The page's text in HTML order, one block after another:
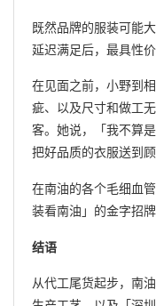
既然品牌的服装可能
延迟满足后，最具性价
在见面之前，小野到
疵、以及尺寸和做工
客。她说，「我不算
把好品质的衣服送到顾
在南油的各个毛细血
装看南油」的金字招牌
结语
从代工尾货起步，南